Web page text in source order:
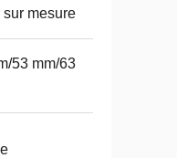
sur mesure
53 mm/63